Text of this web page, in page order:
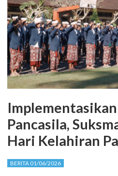
Pancasila,
Hari Kelahiran
BERITA 01/06/2026